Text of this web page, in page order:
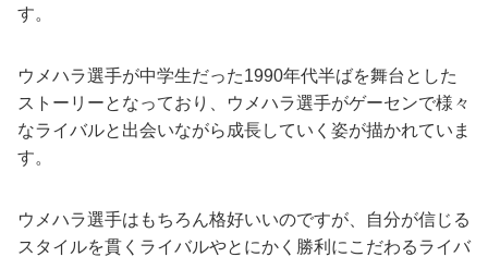
す。
ウメハラ選手が中学生だった1990年代半ばを舞台とした
ストーリーとなっており、ウメハラ選手がゲーセンで様々
なライバルと出会いながら成長していく姿が描かれていま
す。
ウメハラ選手はもちろん格好いいのですが、自分が信じる
スタイルを貫くライバルやとにかく勝利にこだわるライバ